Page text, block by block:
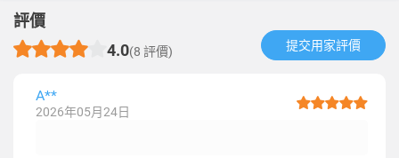
評價
4.0(8 評價) 提交用家評價​
A**
2026年05月24日